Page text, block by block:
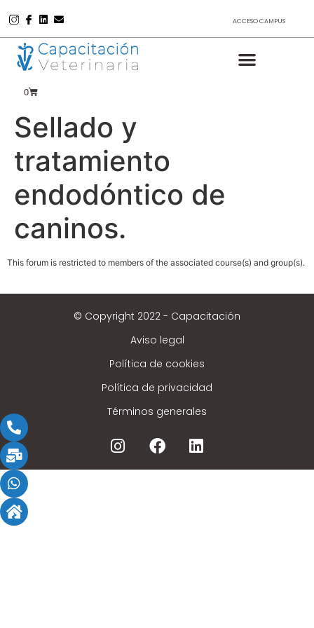
ACCESO CAMPUS
0
Sellado y
tratamiento
endodóntico de
caninos.
This forum is restricted to members of the associated course(s) and group(s).
© Copyright 2022 - Capacitación
Aviso legal
Política de cookies
Política de privacidad
Términos generales